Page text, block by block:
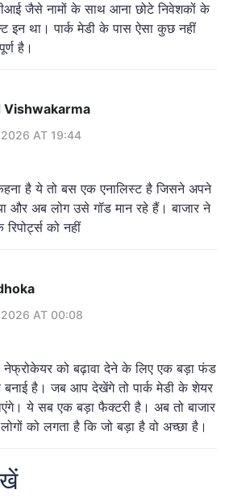
जैसे नामों के साथ आना छोटे निवेशकों के
इन था। पार्क मेडी के पास ऐसा कुछ नहीं
है।
Vishwakarma
2026 AT 19:44
है ये तो बस एक एनालिस्ट है जिसने अपने
और अब लोग उसे गॉड मान रहे हैं। बाजार ने
को नहीं
2026 AT 00:08
को बढ़ावा देने के लिए एक बड़ा फंड
बनाई है। जब आप देखेंगे तो पार्क मेडी के शेयर
ये सब एक बड़ा फैक्टरी है। अब तो बाजार
को लगता है कि जो बड़ा है वो अच्छा है।